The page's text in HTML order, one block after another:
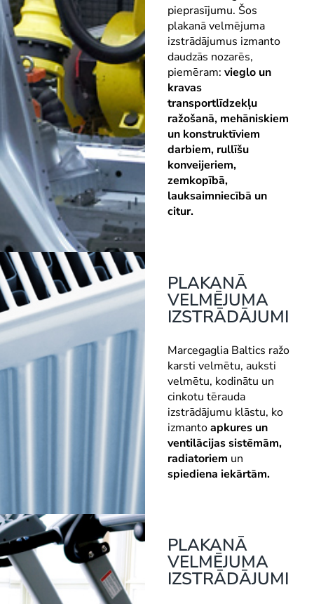
pieprasījumu. Šos
plakanā velmējuma
izstrādājumus izmanto
daudzās nozarēs,
piemēram: vieglo un
kravas
transportlīdzekļu
ražošanā, mehāniskiem
un konstruktīviem
darbiem, rullīšu
konveijeriem,
zemkopībā,
lauksaimniecībā un
citur.
PLAKANĀ
VELMĒJUMA
IZSTRĀDĀJUMI
Marcegaglia Baltics ražo
karsti velmētu, auksti
velmētu, kodinātu un
cinkotu tērauda
izstrādājumu klāstu, ko
izmantoapkures un
ventilācijas sistēmām,
radiatoriem un
spiediena iekārtām.
PLAKANĀ
VELMĒJUMA
IZSTRĀDĀJUMI